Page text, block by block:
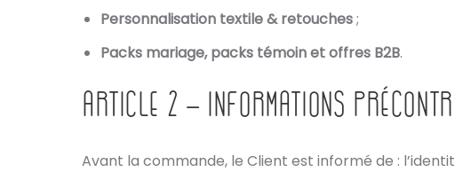
Personnalisation textile & retouches;
Packs mariage, packs témoin et offres B2B.
ARTICLE 2 – INFORMATIONS
Avant la commande, le Client est informé de :